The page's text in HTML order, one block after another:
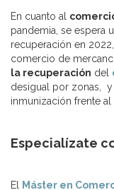
En cuanto al
pandemia, se espera
recuperación en
comercio de
la recuperación del
desigual por zonas,
inmunización frente al
Especialízate
El Máster en